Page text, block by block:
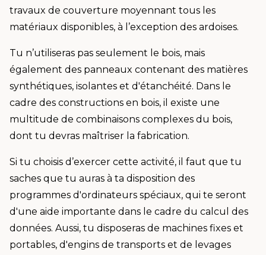
travaux de couverture moyennant tous les
matériaux disponibles, à l’exception des ardoises.
Tu n’utiliseras pas seulement le bois, mais
également des panneaux contenant des matières
synthétiques, isolantes et d'étanchéité. Dans le
cadre des constructions en bois, il existe une
multitude de combinaisons complexes du bois,
dont tu devras maîtriser la fabrication.
Si tu choisis d’exercer cette activité, il faut que tu
saches que tu auras à ta disposition des
programmes d'ordinateurs spéciaux, qui te seront
d'une aide importante dans le cadre du calcul des
données. Aussi, tu disposeras de machines fixes et
portables, d'engins de transports et de levages